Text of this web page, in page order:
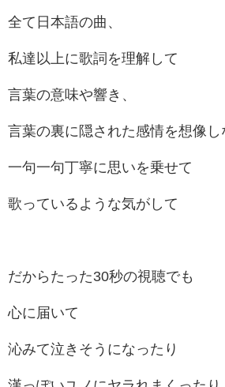
全て日本語の曲、
私達以上に歌詞を理解して
言葉の意味や響き、
言葉の裏に隠された感情を想像し
一句一句丁寧に思いを乗せて
歌っているような気がして
だからたった30秒の視聴でも
心に届いて
沁みて泣きそうになったり